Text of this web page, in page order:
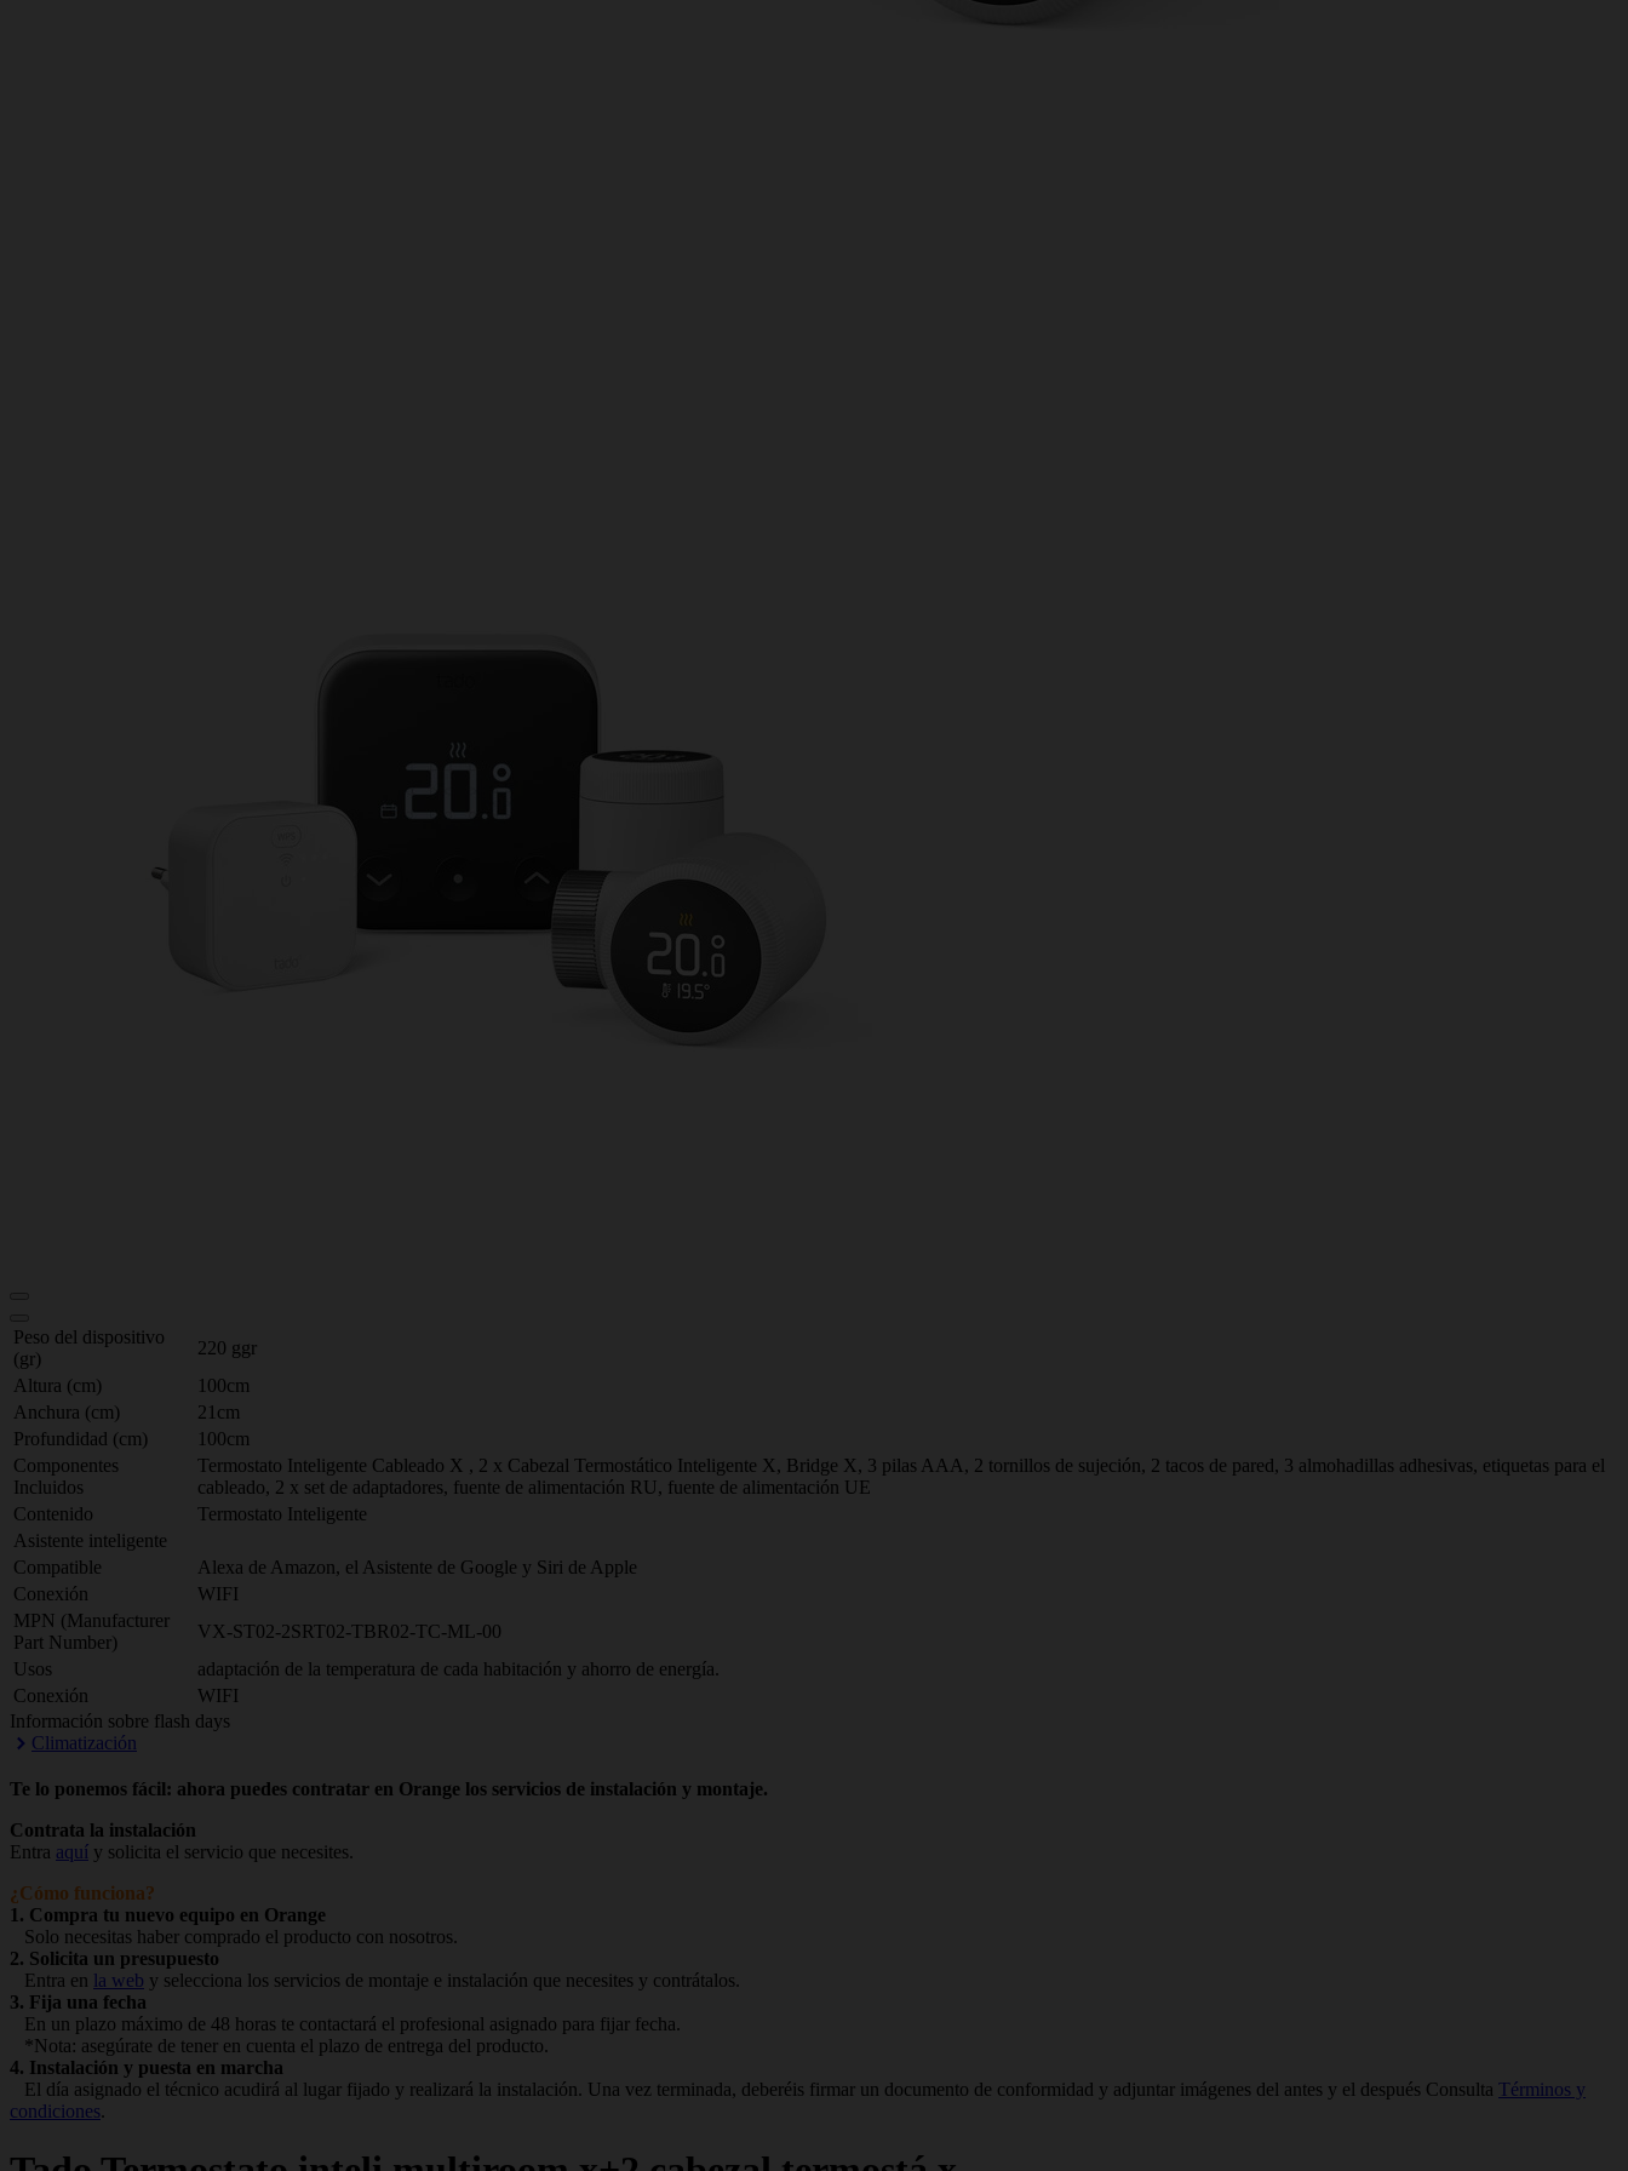
Peso del dispositivo
(gr)
220 ggr
Altura (cm)
100cm
Anchura (cm)
21cm
Profundidad (cm)
100cm
Componentes
Incluidos
Termostato Inteligente Cableado X , 2 x Cabezal Termostático Inteligente X, Bridge X, 3 pilas AAA, 2 tornillos de sujeción, 2 tacos de pared, 3 almohadillas adhesivas, etiquetas para el
cableado, 2 x set de adaptadores, fuente de alimentación RU, fuente de alimentación UE
Contenido
Termostato Inteligente
Asistente inteligente
Compatible
Alexa de Amazon, el Asistente de Google y Siri de Apple
Conexión
WIFI
MPN (Manufacturer
Part Number)
VX-ST02-2SRT02-TBR02-TC-ML-00
Usos
adaptación de la temperatura de cada habitación y ahorro de energía.
Conexión
WIFI
Información sobre flash days
Climatización
Te lo ponemos fácil: ahora puedes contratar en Orange los servicios de instalación y montaje.
Contrata la instalación
Entra aquí y solicita el servicio que necesites.
¿Cómo funciona?
1. Compra tu nuevo equipo en Orange
Solo necesitas haber comprado el producto con nosotros.
2. Solicita un presupuesto
Entra en la web y selecciona los servicios de montaje e instalación que necesites y contrátalos.
3. Fija una fecha
En un plazo máximo de 48 horas te contactará el profesional asignado para fijar fecha.
*Nota: asegúrate de tener en cuenta el plazo de entrega del producto.
4. Instalación y puesta en marcha
El día asignado el técnico acudirá al lugar fijado y realizará la instalación. Una vez terminada, deberéis firmar un documento de conformidad y adjuntar imágenes del antes y el después Consulta Términos y
condiciones.